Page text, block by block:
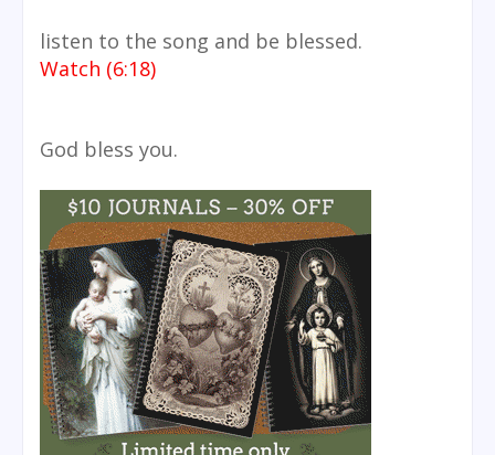
listen to the song and be blessed.
Watch (6:18)
God bless you.